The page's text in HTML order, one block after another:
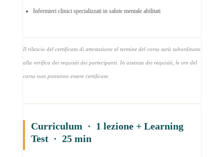
Infermieri clinici specializzati in salute mentale abilitati
Il rilascio del certificato di attestazione al termine del corso sarà subordinato
alla verifica dei requisiti dei partecipanti. In assenza dei requisiti, le ore del
corso non potranno essere certificate.
Curriculum · 1 lezione + Learning
Test · 25 min